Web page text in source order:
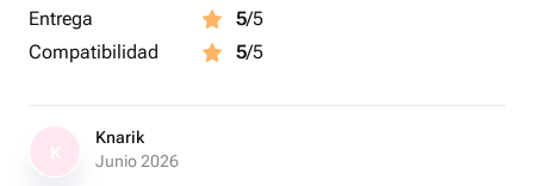
Entrega
5/5
Compatibilidad
5/5
Knarik
Junio 2026